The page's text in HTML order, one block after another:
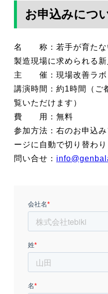
お申込みにつ
名 称：若手が育たな
製造現場に求められる
主 催：現場改善ラボ
講演時間：約1時間（ご
覧いただけます）
費 用：無料
参加方法：右のお申込
ージに自動で切り替わり
問い合せ：